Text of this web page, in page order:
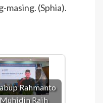
masing. (Sphia).
Rahmanto
Muhidin Raih